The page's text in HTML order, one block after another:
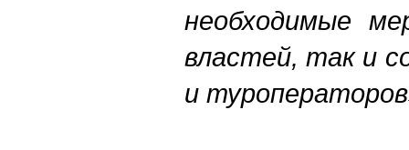
необходимые
властей, так и
и